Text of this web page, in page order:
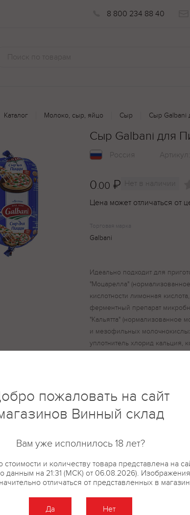
8 800 234 88 40
Каталог Молоко, сыр, яйцо Сыр Сыр Galbani
Сыр Galbani для
Россия Артикул:
0.00 ₽ Нет в наличии
Цена может отличаться от
Торговая марка
Galbani
Идеально подходит для
"Моцарелла"
кислотности лимонная
ферментный препарат
"Кальятта" (нормализованное
и мезофильных
уплотнитель хлорид кальция,
молокосвертывающий
происхождения), сыр
обезжиренное молоко, соль,
термофильных
молокосвертывающий
происхождения, уплотнитель
стабилизатор Е1422,
(регуляторы кислотности
соль, консервант - сорбат калия.
Описание Отзывы
пожаловать на сайт
Винный склад
Вам уже исполнилось 18 лет?
и количеству товара представлена на
данным на 21:31 (МСК) от 06.08.2026).
отличаться от представленных в
Да Нет